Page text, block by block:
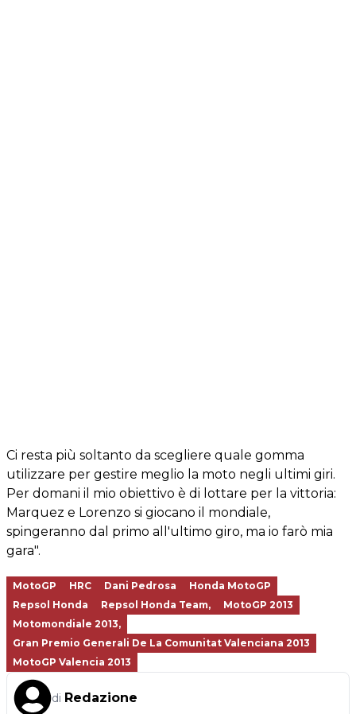
Ci resta più soltanto da scegliere quale gomma
utilizzare per gestire meglio la moto negli ultimi giri.
Per domani il mio obiettivo è di lottare per la vittoria:
Marquez e Lorenzo si giocano il mondiale,
spingeranno dal primo all'ultimo giro, ma io farò mia
gara".
MotoGP HRC Dani Pedrosa
Honda MotoGP
Repsol Honda
Repsol Honda Team,
MotoGP 2013
Motomondiale 2013,
Gran Premio Generali De La Comunitat Valenciana 2013
MotoGP Valencia 2013
di Redazione